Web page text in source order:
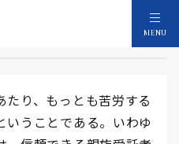
MENU
り、もっとも苦労する
いうことである。いわゆ